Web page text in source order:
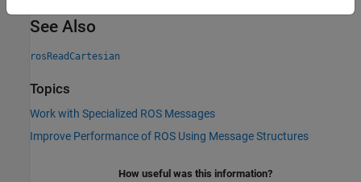
See Also
rosReadCartesian
Topics
Work with Specialized ROS Messages
Improve Performance of ROS Using Message Structures
How useful was this information?